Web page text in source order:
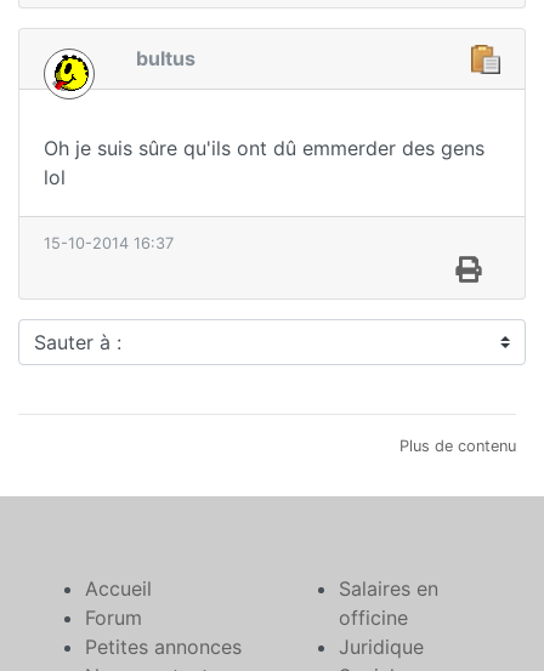
bultus
Oh je suis sûre qu'ils ont dû emmerder des gens
lol
15-10-2014 16:37
Sauter à :
Plus de contenu
Accueil
Forum
Petites annonces
Salaires en
officine
Juridique